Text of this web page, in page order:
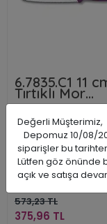
6.7835.C1 11
Tırtıklı Mor
Doğrama
Swiss Classic
Victorinox
VICT67835C1
573,23 TL
375,96 TL
Değerli Müşterimiz,
Depomuz 10/08/
siparişler bu
Lütfen göz önünde
açık ve satışa